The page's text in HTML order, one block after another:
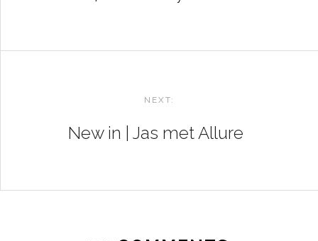
NEXT:
New in | Jas met Allure